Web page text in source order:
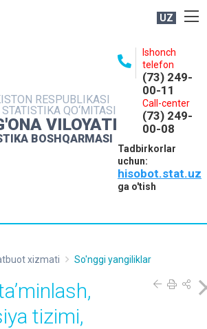
UZ
RESPUBLIKASI
QO‘MITASI
VILOYATI
BOSHQARMASI
Ishonch
telefon
(73) 249-
00-11
Call-center
(73) 249-
00-08
Tadbirkorlar
uchun:
hisobot.stat.uz
ga o'tish
NASHRLAR
XIZMATLAR
MATBUOT XIZMATI
xizmati So'nggi yangiliklar
tizimi,